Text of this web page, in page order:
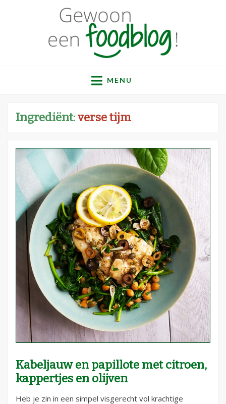
Gewoon een
foodblog!
recepten
MENU
Ingrediënt:verse tijm
Kabeljauw en papillote met citroen,
kappertjes en olijven
Heb je zin in een simpel visgerecht vol krachtige